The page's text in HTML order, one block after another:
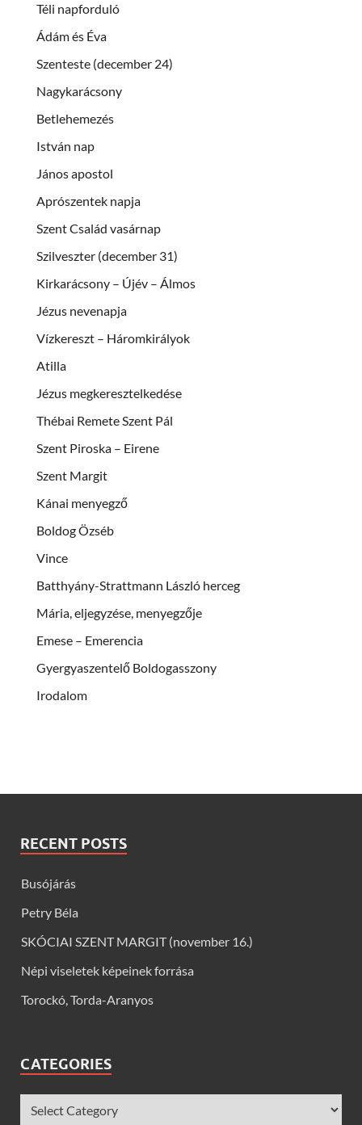
Téli napforduló
Ádám és Éva
Szenteste (december 24)
Nagykarácsony
Betlehemezés
István nap
János apostol
Aprószentek napja
Szent Család vasárnap
Szilveszter (december 31)
Kirkarácsony – Újév – Álmos
Jézus nevenapja
Vízkereszt – Háromkirályok
Atilla
Jézus megkeresztelkedése
Thébai Remete Szent Pál
Szent Piroska – Eirene
Szent Margit
Kánai menyegző
Boldog Özséb
Vince
Batthyány-Strattmann László herceg
Mária, eljegyzése, menyegzője
Emese – Emerencia
Gyergyaszentelő Boldogasszony
Irodalom
RECENT POSTS
Busójárás
Petry Béla
SKÓCIAI SZENT MARGIT (november 16.)
Népi viseletek képeinek forrása
Torockó, Torda-Aranyos
CATEGORIES